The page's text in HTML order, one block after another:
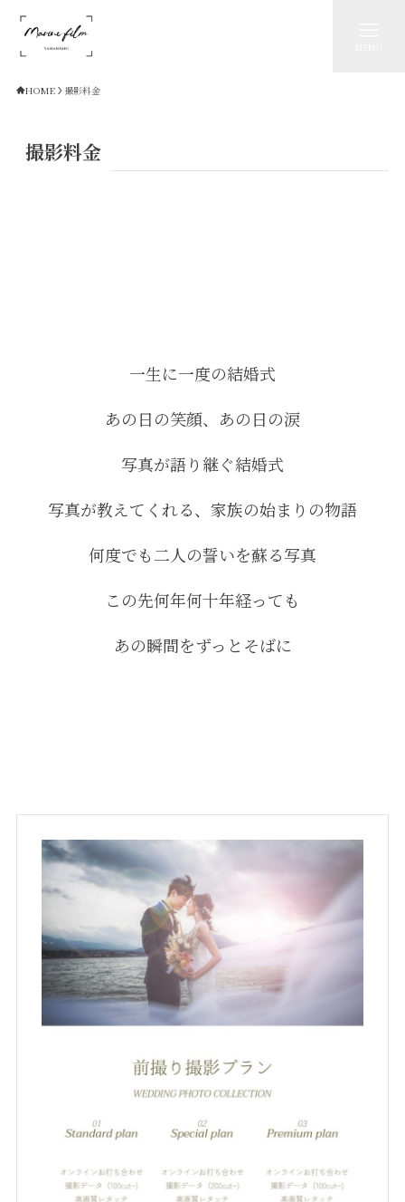
HOME 撮影料金
撮影料金
一生に一度の結婚式
あの日の笑顔、あの日の涙
写真が語り継ぐ結婚式
写真が教えてくれる、家族の始まりの物語
何度でも二人の誓いを蘇る写真
この先何年何十年経っても
あの瞬間をずっとそばに